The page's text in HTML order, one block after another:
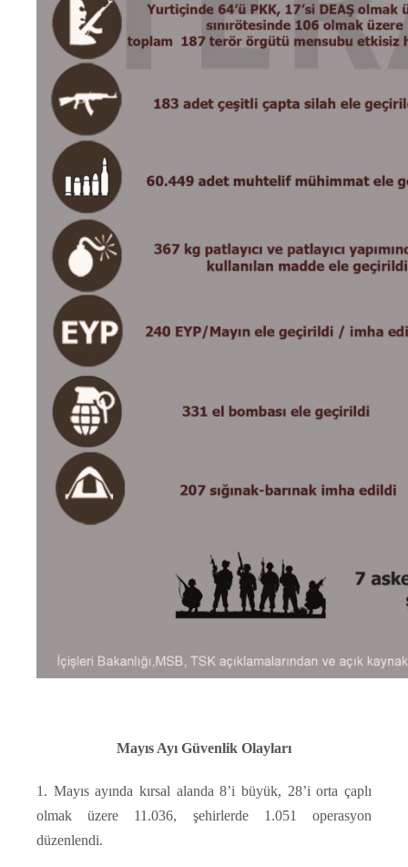
Mayıs Ayı Güvenlik Olayları
1. Mayıs ayında kırsal alanda 8’i büyük, 28’i orta çaplı
olmak üzere 11.036, şehirlerde 1.051 operasyon
düzenlendi.